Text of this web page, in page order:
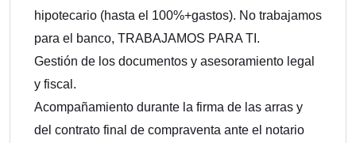
hipotecario (hasta el 100%+gastos). No trabajamos
para el banco, TRABAJAMOS PARA TI.
Gestión de los documentos y asesoramiento legal
y fiscal.
Acompañamiento durante la firma de las arras y
del contrato final de compraventa ante el notario